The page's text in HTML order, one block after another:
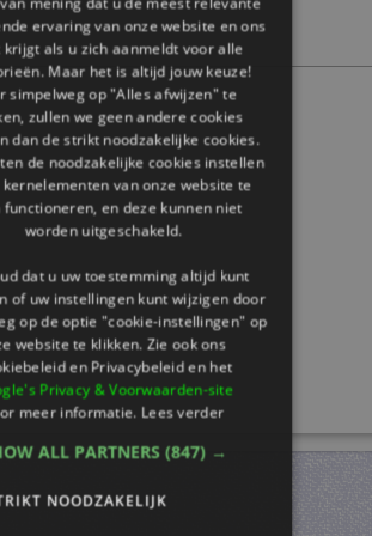
ervaring van onze website en ons
krijgt als u zich aanmeldt voor alle
Maar het is altijd jouw keuze!
simpelweg op "Alles afwijzen" te
zullen we geen andere cookies
dan de strikt noodzakelijke cookies.
de noodzakelijke cookies instellen
van onze website te
functioneren, en deze kunnen niet
worden uitgeschakeld.
dat u uw toestemming altijd kunt
of uw instellingen kunt wijzigen door
op de optie "cookie-instellingen" op
website te klikken. Zie ook ons
en Privacybeleid en het
Privacy & Voorwaarden-site
meer informatie.Lees verder
ALL PARTNERS (847) →
NOODZAKELIJK